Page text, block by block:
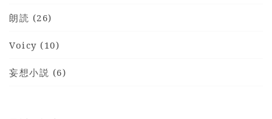
朗読 (26)
Voicy (10)
妄想小説 (6)